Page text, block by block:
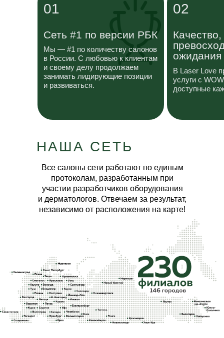
02
Качество,
ожидания
В Laser Love
услуги с
доступные
01
Сеть #1 по версии РБК
Мы — #1 по количеству салонов
в России. С любовью к клиентам
и своему делу продолжаем
занимать лидирующие позиции
и развиваться.
НАША СЕТЬ
Все салоны сети работают по единым
протоколам, разработанным при
участии разработчиков оборудования
и дерматологов. Отвечаем за результат,
независимо от расположения на карте!